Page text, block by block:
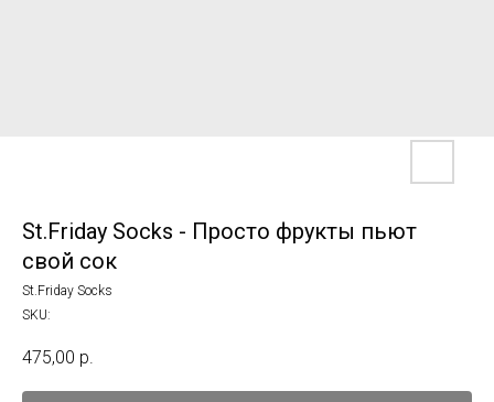
St.Friday Socks - Просто фрукты пьют
свой сок
St.Friday Socks
SKU:
475,00 р.